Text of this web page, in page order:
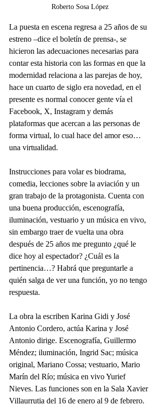
Roberto Sosa López
La puesta en escena regresa a 25 años de su
estreno –dice el boletín de prensa-, se
hicieron las adecuaciones necesarias para
contar esta historia con las formas en que la
modernidad relaciona a las parejas de hoy,
hace un cuarto de siglo era novedad, en el
presente es normal conocer gente vía el
Facebook, X, Instagram y demás
plataformas que acercan a las personas de
forma virtual, lo cual hace del amor eso…
una virtualidad.
Instrucciones para volar es biodrama,
comedia, lecciones sobre la aviación y un
gran trabajo de la protagonista. Cuenta con
una buena producción, escenografía,
iluminación, vestuario y un música en vivo,
sin embargo traer de vuelta una obra
después de 25 años me pregunto ¿qué le
dice hoy al espectador? ¿Cuál es la
pertinencia…? Habrá que preguntarle a
quién salga de ver una función, yo no tengo
respuesta.
La obra la escriben Karina Gidi y José
Antonio Cordero, actúa Karina y José
Antonio dirige. Escenografía, Guillermo
Méndez; iluminación, Ingrid Sac; música
original, Mariano Cossa; vestuario, Mario
Marín del Río; música en vivo Yurief
Nieves. Las funciones son en la Sala Xavier
Villaurrutia del 16 de enero al 9 de febrero.